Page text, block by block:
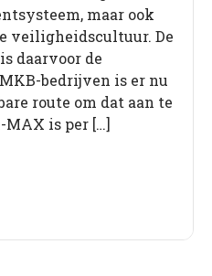
maar ook
veiligheidscultuur. De
daarvoor de
bedrijven is er nu
route om dat aan te
MAX is per […]